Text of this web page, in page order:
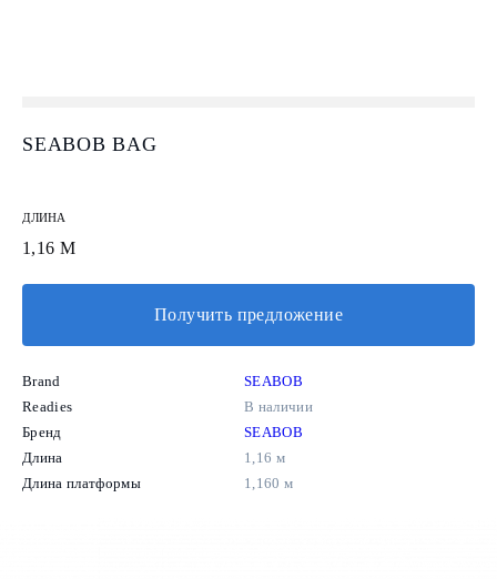
SEABOB BAG
Brand
SEABOB
Readies
В наличии
Бренд
SEABOB
Длина
1,16 м
Длина платформы
1,160 м
ДЛИНА
1,16 М
Получить предложение